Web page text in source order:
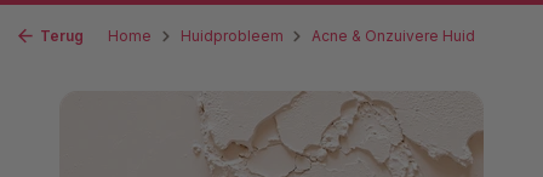
Terug Home Huidprobleem Acne & Onzuivere Huid